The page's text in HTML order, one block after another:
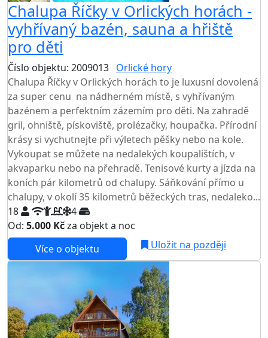
Chalupa Říčky v Orlických horách -
vyhřívaný bazén, sauna a hřiště
pro děti
Číslo objektu: 2009013 Orlické hory
Chalupa Říčky v Orlických horách to je luxusní dovolená
za super cenu na nádherném místě, s vyhřívaným
bazénem a perfektním zázemím pro děti. Na zahradě
gril, ohniště, pískoviště, prolézačky, houpačka. Přírodní
krásy si vychutnejte při výletech pěšky nebo na kole.
Vykoupat se můžete na nedalekých koupalištích, v
akvaparku nebo na přehradě. Tenisové kurty a jízda na
koních pár kilometrů od chalupy. Sáňkování přímo u
chalupy, v okolí 35 kilometrů běžeckých tras, nedaleko...
18
4
Od: 5.000 Kčza objekt a noc
Více o objektu Uložit na později